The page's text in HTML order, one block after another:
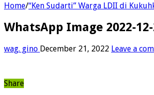
Home/“Ken Sudarti” Warga LDII di
WhatsApp Image 2022-
wag. gino December 21, 2022 Leave a
Share